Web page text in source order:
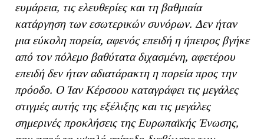
ευμάρεια, τις ελευθερίες και τη βαθμιαία
κατάργηση των εσωτερικών συνόρων. Δεν ήταν
μια εύκολη πορεία, αφενός επειδή η ήπειρος βγήκε
από τον πόλεμο βαθύτατα διχασμένη, αφετέρου
επειδή δεν ήταν αδιατάρακτη η πορεία προς την
πρόοδο. Ο Ίαν Κέρσοου καταγράφει τις μεγάλες
στιγμές αυτής της εξέλιξης και τις μεγάλες
σημερινές προκλήσεις της Ευρωπαϊκής Ένωσης,